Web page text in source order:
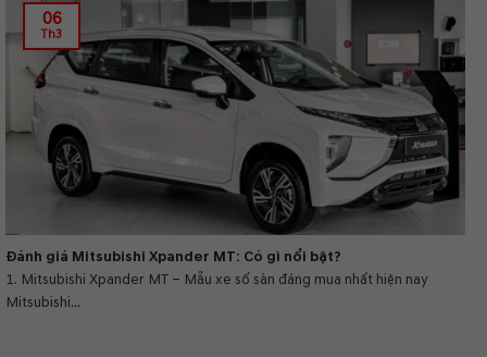
Đánh giá Mitsubishi Xpander MT: Có gì nổi bật?
1. Mitsubishi Xpander MT – Mẫu xe số sàn đáng mua nhất hiện nay
Mitsubishi...
06
Th3